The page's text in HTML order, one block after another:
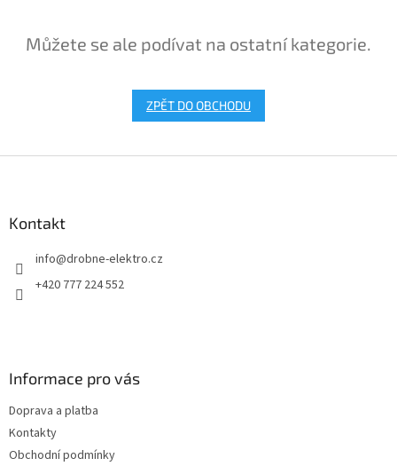
Můžete se ale podívat na ostatní kategorie.
ZPĚT DO OBCHODU
Kontakt
info@drobne-elektro.cz
+420 777 224 552
Informace pro vás
Doprava a platba
Kontakty
Obchodní podmínky